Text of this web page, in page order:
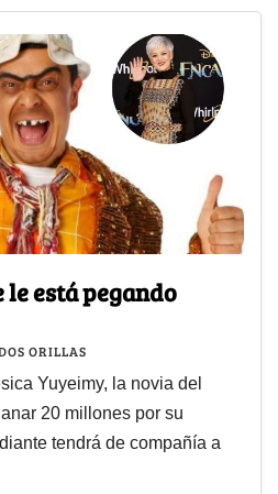
está pegando
ORILLAS
Yuyeimy, la novia del
20 millones por su
tendrá de compañía a